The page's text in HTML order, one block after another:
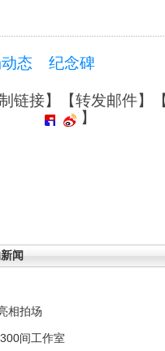
态 纪念碑
链接】【转发邮件】
】
闻
相拍场
间工作室